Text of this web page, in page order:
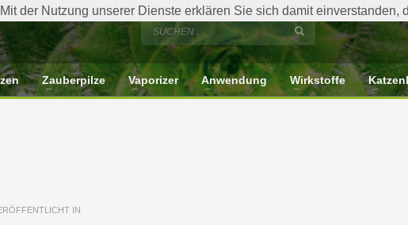
Zauberpilze Vaporizer Anwendung Wirkstoffe
IN
der Nutzung unserer Dienste erklären Sie sich damit einverstanden,